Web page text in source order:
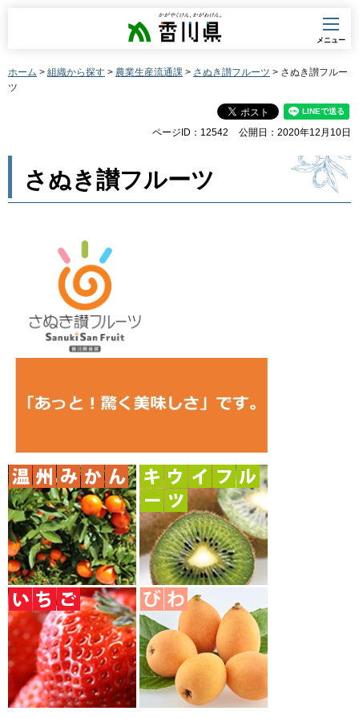
香川県
メニュー
ホーム > 組織から探す > 農業生産流通課 > さぬき讃フルーツ > さぬき讃フルー
ツ
ページID：12542 公開日：2020年12月10日
さぬき讃フルーツ